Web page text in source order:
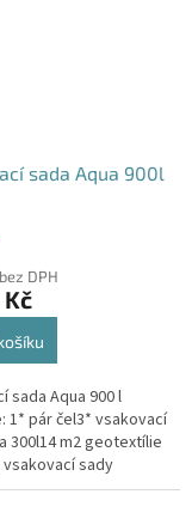
sada Aqua 900l
DPH
sada Aqua 900 l
1* pár čel3* vsakovací
300l14 m2 geotextílie
sady
cm Nesedí vám